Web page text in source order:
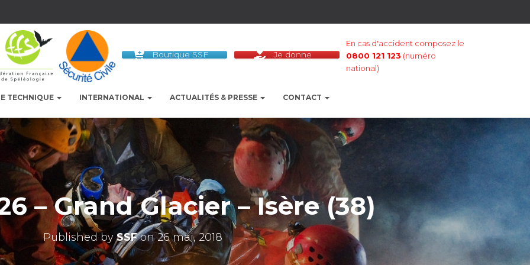
Boutique SSF Je donne
En cas d'accident composez le
0800 121 123 (numéro
national)
TECHNIQUE INTERNATIONAL ACTUALITÉS & PRESSE CONTACT
– Grand Glacier – Isère (38)
Published bySSFon26 mai, 2018